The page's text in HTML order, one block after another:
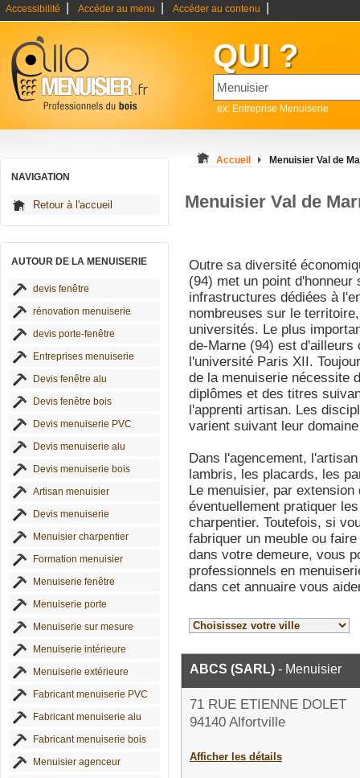
Accessibilité Accéder au menu Accéder au contenu
QUI ?
ex: Entreprise Menuiserie
NAVIGATION
Retour à l'accueil
AUTOUR DE LA MENUISERIE
devis fenêtre
rénovation menuiserie
devis porte-fenêtre
Entreprises menuiserie
Devis fenêtre alu
Devis fenêtre bois
Devis menuiserie PVC
Devis menuiserie alu
Devis menuiserie bois
Artisan menuisier
Devis menuiserie
Menuisier charpentier
Formation menuisier
Menuiserie fenêtre
Menuiserie porte
Menuiserie sur mesure
Menuiserie intérieure
Menuiserie extérieure
Fabricant menuiserie PVC
Fabricant menuiserie alu
Fabricant menuiserie bois
Menuisier agenceur
Accueil Menuisier Val de
Menuisier Val de
Outre sa diversité
(94) met un point
infrastructures dédiées à
nombreuses sur le
universités. Le plus
de-Marne (94) est
l'université Paris XII.
de la menuiserie nécessite
diplômes et des titres
l'apprenti artisan. Les
varient suivant leur
Dans l'agencement,
lambris, les placards, les
Le menuisier, par
éventuellement pratiquer
charpentier. Toutefois, si
fabriquer un meuble ou
dans votre demeure, vous
professionnels en
dans cet annuaire vous
ABCS (SARL) - Menuisier
71 RUE ETIENNE DOLET
94140 Alfortville
Afficher les détails